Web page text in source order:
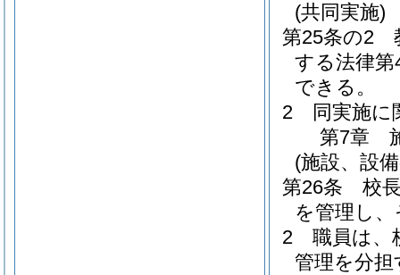
(共同実施)
第25条の2
する法律
できる。
2
同実施
第7章
(施設、設
第26条
校
を管理し
2
職員は、
管理を分担